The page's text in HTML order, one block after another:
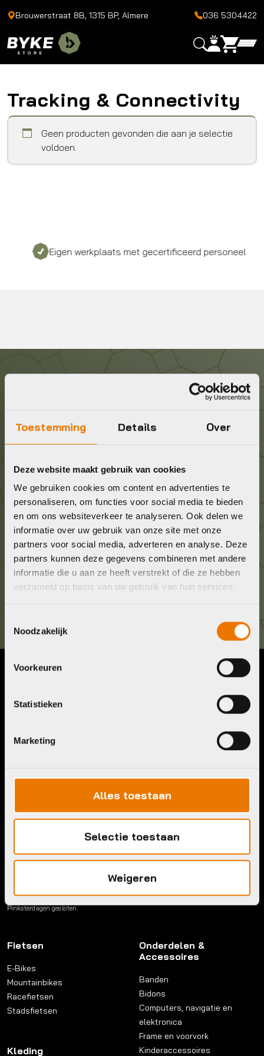
Toestemming Details Over
Deze website maakt gebruik van cookies
We gebruiken cookies om content en advertenties te
personaliseren, om functies voor social media te bieden
en om ons websiteverkeer te analyseren. Ook delen we
informatie over uw gebruik van onze site met onze
partners voor social media, adverteren en analyse. Deze
partners kunnen deze gegevens combineren met andere
informatie die u aan ze heeft verstrekt of die ze hebben
verzameld op basis van uw gebruik van hun services.
Noodzakelijk
Voorkeuren
Statistieken
Marketing
Alles toestaan
Selectie toestaan
Weigeren
Brouwerstraat 8B, 1315 BP, Almere 036 5304422
Tracking & Connectivity
Geen producten gevonden die aan je selectie
voldoen.
Eigen werkplaats met gecertificeerd personeel
Graag in contact komen?
Wij staan voor je klaar! Neem contact op via de
onderstaande gegevens.
Stuur ons een e-mail
info@bykestore.nl
Geef ons een belletje
036 5304422
Kom langs!
Brouwerstraat 8B
Telefoon:
Openingstijden
Gesloten
Dinsdag:
08:30 - 18:00
08:30 - 18:00
Vrijdag:
08:30 - 18:00
Zaterdag:
09:00 - 17:00
Kerstdagen, Nieuwsjaardag, Paasdagen,
Pinksterdagen gesloten.
Vacatures
Links
Algemene voorwaarden
Fietsen
E-Bikes
Mountainbikes
Racefietsen
Stadsfietsen
Kleding
Onderdelen &
Accessoires
Banden
Bidons
Computers, navigatie en
elektronica
Frame en voorvork
Kinderaccessoires